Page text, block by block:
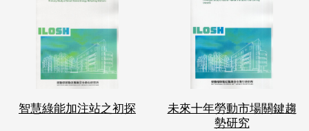
智慧綠能加注站之初探
未來十年勞動市場關鍵趨
勢研究